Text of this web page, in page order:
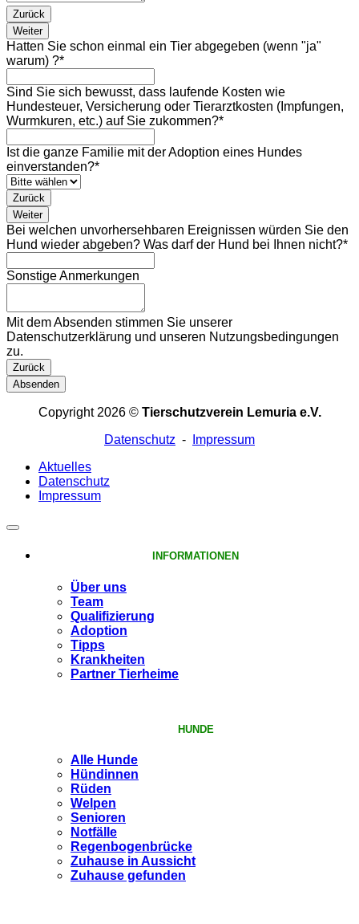
Zurück
Weiter
Hatten Sie schon einmal ein Tier abgegeben (wenn "ja"
warum) ?*
Sind Sie sich bewusst, dass laufende Kosten wie
Hundesteuer, Versicherung oder Tierarztkosten (Impfungen,
Wurmkuren, etc.) auf Sie zukommen?*
Ist die ganze Familie mit der Adoption eines Hundes
einverstanden?*
Zurück
Weiter
Bei welchen unvorhersehbaren Ereignissen würden Sie den
Hund wieder abgeben? Was darf der Hund bei Ihnen nicht?*
Sonstige Anmerkungen
Phone
Number*
Mit dem Absenden stimmen Sie unserer
Datenschutzerklärung und unseren Nutzungsbedingungen
zu.
Zurück
Absenden
Copyright 2026 © Tierschutzverein Lemuria e.V.
Datenschutz -
Impressum
Aktuelles
Datenschutz
Impressum
INFORMATIONEN
Über uns
Team
Qualifizierung
Adoption
Tipps
Krankheiten
Partner Tierheime
HUNDE
Alle Hunde
Hündinnen
Rüden
Welpen
Senioren
Notfälle
Regenbogenbrücke
Zuhause in Aussicht
Zuhause gefunden